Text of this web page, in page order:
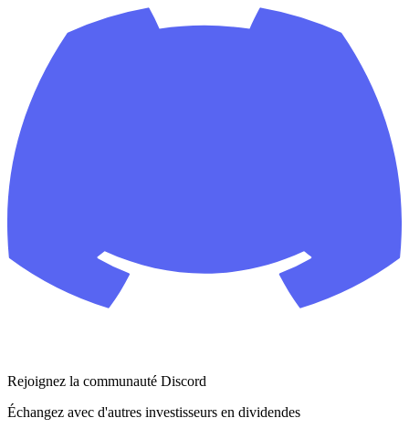
Rejoignez la communauté Discord
Échangez avec d'autres investisseurs en dividendes